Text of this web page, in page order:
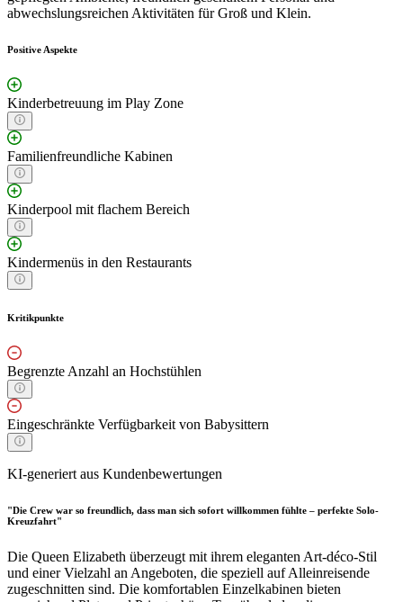
abwechslungsreichen Aktivitäten für Groß und Klein.
Positive Aspekte
Kinderbetreuung im Play Zone
Familienfreundliche Kabinen
Kinderpool mit flachem Bereich
Kindermenüs in den Restaurants
Kritikpunkte
Begrenzte Anzahl an Hochstühlen
Eingeschränkte Verfügbarkeit von Babysittern
KI-generiert aus Kundenbewertungen
"Die Crew war so freundlich, dass man sich sofort willkommen fühlte – perfekte Solo-
Kreuzfahrt"
Die Queen Elizabeth überzeugt mit ihrem eleganten Art-déco-Stil
und einer Vielzahl an Angeboten, die speziell auf Alleinreisende
zugeschnitten sind. Die komfortablen Einzelkabinen bieten